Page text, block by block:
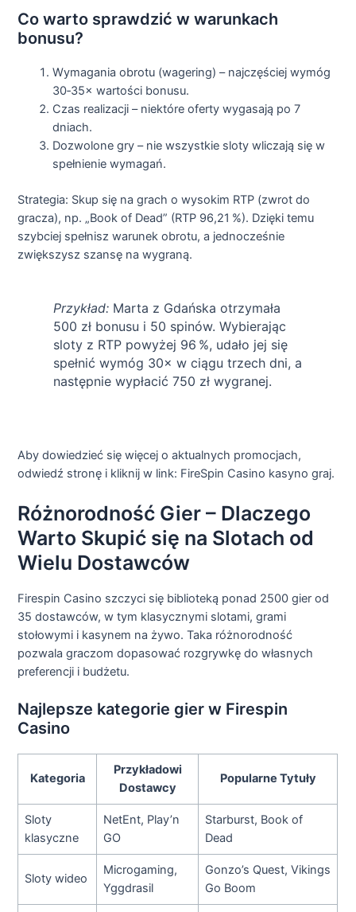
Co warto sprawdzić w warunkach
bonusu?
Wymagania obrotu (wagering) – najczęściej wymóg
30‑35× wartości bonusu.
Czas realizacji – niektóre oferty wygasają po 7
dniach.
Dozwolone gry – nie wszystkie sloty wliczają się w
spełnienie wymagań.
Strategia: Skup się na grach o wysokim RTP (zwrot do
gracza), np. „Book of Dead” (RTP 96,21 %). Dzięki temu
szybciej spełnisz warunek obrotu, a jednocześnie
zwiększysz szansę na wygraną.
Przykład:Marta z Gdańska otrzymała
500 zł bonusu i 50 spinów. Wybierając
sloty z RTP powyżej 96 %, udało jej się
spełnić wymóg 30× w ciągu trzech dni, a
następnie wypłacić 750 zł wygranej.
Aby dowiedzieć się więcej o aktualnych promocjach,
odwiedź stronę i kliknij w link: FireSpin Casino kasyno graj.
Różnorodność Gier – Dlaczego
Warto Skupić się na Slotach od
Wielu Dostawców
Firespin Casino szczyci się biblioteką ponad 2500 gier od
35 dostawców, w tym klasycznymi slotami, grami
stołowymi i kasynem na żywo. Taka różnorodność
pozwala graczom dopasować rozgrywkę do własnych
preferencji i budżetu.
Najlepsze kategorie gier w Firespin
Casino
Kategoria
Przykładowi
Dostawcy
Popularne Tytuły
Sloty
klasyczne
NetEnt, Play’n
GO
Starburst, Book of
Dead
Sloty wideo
Microgaming,
Yggdrasil
Gonzo’s Quest, Vikings
Go Boom